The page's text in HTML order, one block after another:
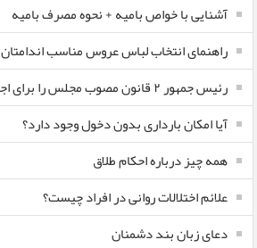
آشنایی با خواص بامیه + نحوه مصرف بامیه
راهنمای انتخاب لباس عروس مناسب اندامتان
رئیس جمهور ۲ قانون مصوب مجلس را برای اجرا ابلاغ کرد
آیا امکان بارداری بدون دخول وجود دارد؟
همه چیز درباره احکام طلاق
علائم اختلالات روانی در افراد چیست؟
دعای زبان بند دشمنان